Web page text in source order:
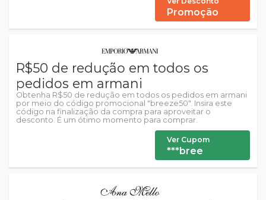
Promoção
R$50 de redução em todos os
pedidos em armani
Obtenha R$50 de redução em todos os pedidos em armani
por meio do código promocional "breeze50". Insira este
código na finalização da compra para aproveitar o
desconto. É um ótimo momento para comprar.
Ver Cupom
***bree